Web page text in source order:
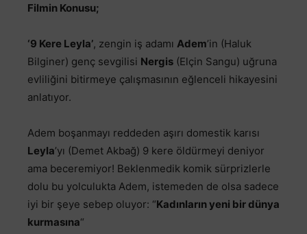
Filmin Konusu;
‘9 Kere Leyla’, zengin iş adamı Adem’in (Haluk
Bilginer) genç sevgilisi Nergis (Elçin Sangu) uğruna
evliliğini bitirmeye çalışmasının eğlenceli hikayesini
anlatıyor.
Adem boşanmayı reddeden aşırı domestik karısı
Leyla’yı (Demet Akbağ) 9 kere öldürmeyi deniyor
ama beceremiyor! Beklenmedik komik sürprizlerle
dolu bu yolculukta Adem, istemeden de olsa sadece
iyi bir şeye sebep oluyor: “Kadınların yeni bir dünya
kurmasına“